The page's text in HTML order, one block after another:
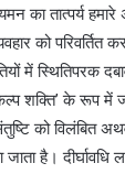
का तात्पर्य हमारे
को परिवर्तित
में स्थितिपरक
शक्ति’ के रूप
को विलंबित
है। दीर्घावधि